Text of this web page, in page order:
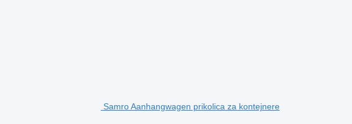
Samro Aanhangwagen prikolica za kontejnere